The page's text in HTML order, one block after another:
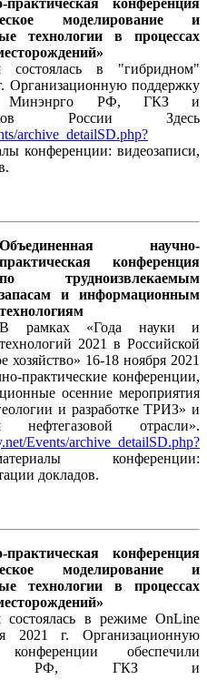
конференция
моделирование и
технологии в процессах
состоялась в "гибридном"
Организационную поддержку
Минэнрго РФ, ГКЗ и
России Здесь
archive_detailSD.php?
конференции: видеозаписи,
Объединенная научно-
практическая конференция
по трудноизвлекаемым
запасам и информационным
технологиям
В рамках «Года науки и
технологий 2021 в Российской
16-18 ноября 2021
практические конференции,
осенние мероприятия
и разработке ТРИЗ» и
нефтегазовой отрасли».
Events/archive_detailSD.php?
конференции:
докладов.
конференция
моделирование и
технологии в процессах
состоялась в режиме OnLine
2021 г. Организационную
обеспечили
РФ, ГКЗ и